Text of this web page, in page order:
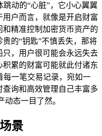
跳动的“心脏”，它小心翼翼
户而言，就像是开启财富
精准控制加密货币资产的
的“钥匙”不慎丢失，那将
，用户很可能会永远失去
累的财富可能就此付诸东
每一笔交易记录，宛如一
询和高效管理自己丰富多
态一目了然。
景